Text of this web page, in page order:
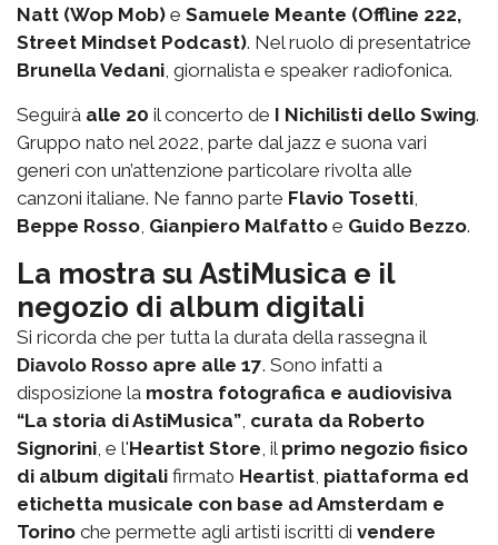
Natt (Wop Mob) e Samuele Meante (Offline 222,
Street Mindset Podcast). Nel ruolo di presentatrice
Brunella Vedani, giornalista e speaker radiofonica.
Seguirà alle 20 il concerto de I Nichilisti dello Swing.
Gruppo nato nel 2022, parte dal jazz e suona vari
generi con un’attenzione particolare rivolta alle
canzoni italiane. Ne fanno parte Flavio Tosetti,
Beppe Rosso, Gianpiero Malfatto e Guido Bezzo.
La mostra su AstiMusica e il
negozio di album digitali
Si ricorda che per tutta la durata della rassegna il
Diavolo Rosso apre alle 17. Sono infatti a
disposizione la mostra fotografica e audiovisiva
“La storia di AstiMusica”, curata da Roberto
Signorini, e l'Heartist Store, il primo negozio fisico
di album digitali firmato Heartist, piattaforma ed
etichetta musicale con base ad Amsterdam e
Torino che permette agli artisti iscritti di vendere